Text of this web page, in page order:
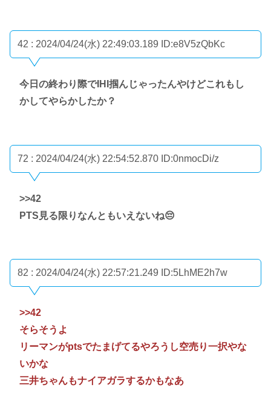
42 : 2024/04/24(水) 22:49:03.189 ID:e8V5zQbKc
今日の終わり際でIHI掴んじゃったんやけどこれもし
かしてやらかしたか？
72 : 2024/04/24(水) 22:54:52.870 ID:0nmocDi/z
>>42
PTS見る限りなんともいえないね😔
82 : 2024/04/24(水) 22:57:21.249 ID:5LhME2h7w
>>42
そらそうよ
リーマンがptsでたまげてるやろうし空売り一択やな
いかな
三井ちゃんもナイアガラするかもなあ